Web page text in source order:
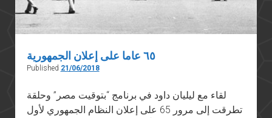
عبد
٦٥ عاما على إعلان الجمهورية
Published 21/06/2018
لقاء مع ليليان داود في برنامج “بتوقيت مصر” وحلقة
تطرقت إلى مرور 65 على إعلان النظام الجمهوري لأول